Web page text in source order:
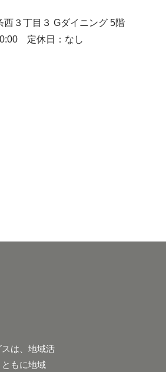
西３丁目３ Gダイニング 5階
0:00 定休日：なし
は、地域活
もに地域